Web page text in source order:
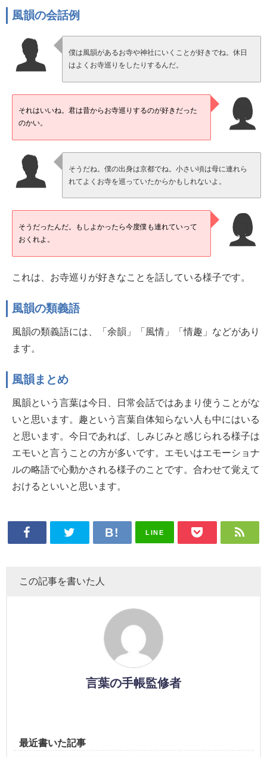
風韻の会話例
僕は風韻があるお寺や神社にいくことが好きでね。休日
はよくお寺巡りをしたりするんだ。
それはいいね。君は昔からお寺巡りするのが好きだった
のかい。
そうだね。僕の出身は京都でね。小さい頃は母に連れら
れてよくお寺を巡っていたからかもしれないよ。
そうだったんだ。もしよかったら今度僕も連れていって
おくれよ。
これは、お寺巡りが好きなことを話している様子です。
風韻の類義語
風韻の類義語には、「余韻」「風情」「情趣」などがあり
ます。
風韻まとめ
風韻という言葉は今日、日常会話ではあまり使うことがな
いと思います。趣という言葉自体知らない人も中にはいる
と思います。今日であれば、しみじみと感じられる様子は
エモいと言うことの方が多いです。エモいはエモーショナ
ルの略語で心動かされる様子のことです。合わせて覚えて
おけるといいと思います。
LINE
この記事を書いた人
言葉の手帳監修者
最近書いた記事